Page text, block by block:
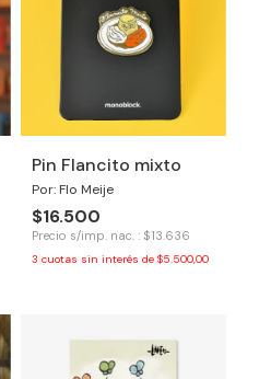
Pin Flancito mixto
Por: Flo Meije
$16.500
Precio s/imp. nac. : $13.636
3 cuotas sin interés de $5.500,00